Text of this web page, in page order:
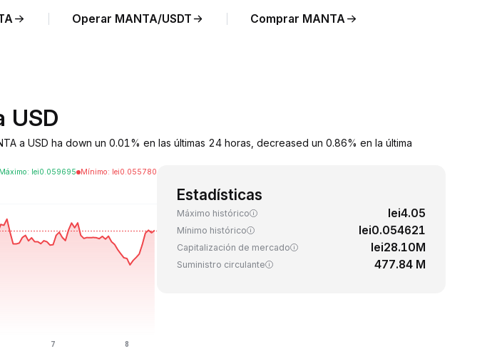
Operar MANTA/USDT Comprar MANTA
USD
a USD ha down un 0.01% en las últimas 24 horas, decreased un 0.86% en la última
Máximo: lei0.059695 Mínimo: lei0.055780
Estadísticas
Máximo histórico lei4.05
Mínimo histórico lei0.054621
Capitalización de mercado lei28.10M
Suministro circulante 477.84 M